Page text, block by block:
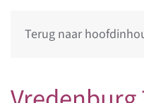
Terug naar